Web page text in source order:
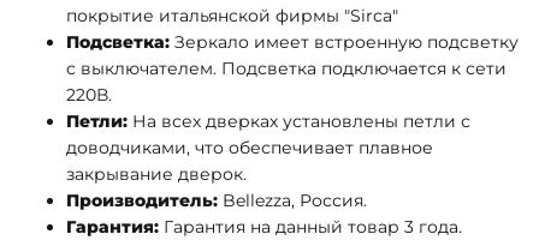
покрытие итальянской фирмы "Sirca"
Подсветка: Зеркало имеет встроенную подсветку
с выключателем. Подсветка подключается к сети
220В.
Петли: На всех дверках установлены петли с
доводчиками, что обеспечивает плавное
закрывание дверок.
Производитель: Bellezza, Россия.
Гарантия: Гарантия на данный товар 3 года.